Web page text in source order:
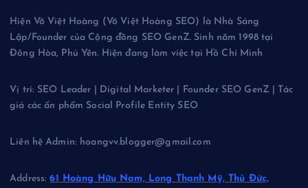
Hiện Võ Việt Hoàng (Võ Việt Hoàng SEO) là Nhà Sáng
Lập/Founder của Cộng đồng SEO GenZ. Sinh năm 1998 tại
Đông Hòa, Phú Yên. Hiện đang làm việc tại Hồ Chí Minh
Vị trí: SEO Leader | Digital Marketer | Founder SEO GenZ | Tác
giả các ấn phẩm Social Profile Entity SEO
Liên hệ Admin: hoangvv.blogger@gmail.com
Address:61 Hoàng Hữu Nam, Long Thạnh Mỹ, Thủ Đức,